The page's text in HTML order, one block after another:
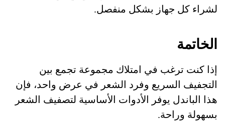
لشراء كل جهاز بشكل منفصل.
الخاتمة
إذا كنت ترغب في امتلاك مجموعة تجمع بين
التجفيف السريع وفرد الشعر في عرض واحد، فإن
هذا الباندل يوفر الأدوات الأساسية لتصفيف الشعر
بسهولة وراحة.